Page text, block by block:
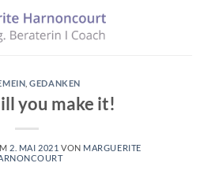
,GEDANKEN
you make it!
2. MAI 2021 VON MARGUERITE